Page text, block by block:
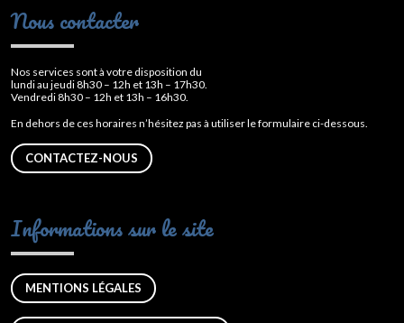
Nous contacter
Nos services sont à votre disposition du
lundi au jeudi 8h30 – 12h et 13h – 17h30.
Vendredi 8h30 – 12h et 13h – 16h30.
En dehors de ces horaires n’hésitez pas à utiliser le formulaire ci-dessous.
CONTACTEZ-NOUS
Informations sur le site
MENTIONS LÉGALES